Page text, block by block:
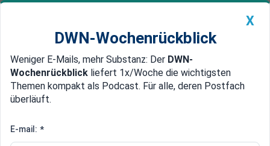
Newsticker MEIN DWN: Geldanlage Premium
Edelmetalle DWN-Magazin China
EU-Kommission verhängt
X
DWN-Wochenrückblick
Weniger E-Mails, mehr Substanz: Der DWN-
Wochenrückblick liefert 1x/Woche die wichtigsten
Themen kompakt als Podcast. Für alle, deren Postfach
überläuft.
E-mail: *